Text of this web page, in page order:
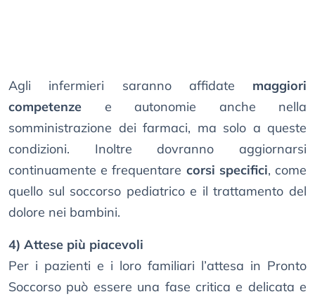
Agli infermieri saranno affidate maggiori
competenze e autonomie anche nella
somministrazione dei farmaci, ma solo a queste
condizioni. Inoltre dovranno aggiornarsi
continuamente e frequentare corsi specifici, come
quello sul soccorso pediatrico e il trattamento del
dolore nei bambini.
4) Attese più piacevoli
Per i pazienti e i loro familiari l’attesa in Pronto
Soccorso può essere una fase critica e delicata e